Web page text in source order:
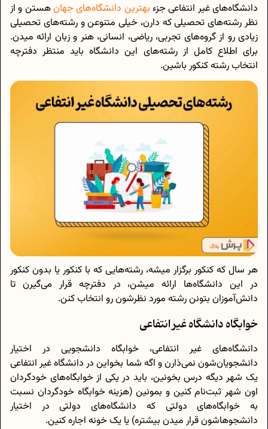
دانشگاه‌های غیر انتفاعی جزء بهترین دانشگاه‌های جهانهستن و از
نظر رشته‌های تحصیلی که دارن، خیلی متنوعن و رشته‌های تحصیلی
زیادی رو از گروه‌های تجربی، ریاضی، انسانی، هنر و زبان ارائه میدن.
برای اطلاع کامل از رشته‌های این دانشگاه باید منتظر دفترچه
انتخاب رشته کنکور باشین.
هر سال که کنکور برگزار میشه، رشته‌هایی که با کنکور یا بدون کنکور
در این دانشگاه‌ها ارائه میشن، در دفترچه قرار می‌گیرن تا
دانش‌آموزان بتونن رشته مورد نظرشون رو انتخاب کنن.
خوابگاه دانشگاه غیر انتفاعی
دانشگاه‌های غیر انتفاعی، خوابگاه دانشجویی در اختیار
دانشجویان‌شون نمی‌ذارن و اگه شما بخواین در دانشگاه غیر انتفاعی
یک شهر دیگه درس بخونین، باید در یکی از خوابگاه‌های خودگردان
اون شهر ثبت‌نام کنین و بمونین (هزینه خوابگاه خودگردان نسبت
به خوابگاه‌های دولتی که دانشگاه‌های دولتی در اختیار
دانشجوهاشون قرار میدن بیشتره) یا یک خونه اجاره کنین.